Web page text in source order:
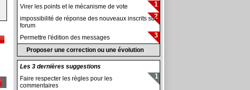
Virer les points et le mécanisme de vote
impossibilité de réponse des nouveaux inscrits sur
forum
Permettre l'édition des messages
Proposer une correction ou une évolution
Les 3 dernières suggestions
Faire respecter les règles pour les
commentaires